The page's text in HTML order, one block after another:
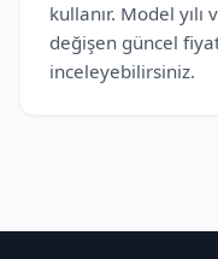
kullanır. Model
değişen güncel
inceleyebilirsiniz.